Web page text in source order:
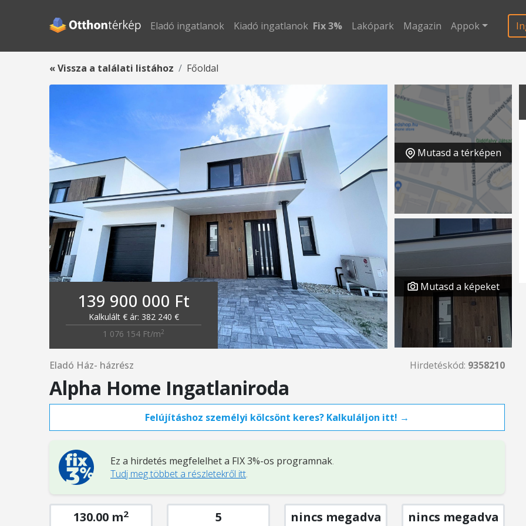
Eladó ingatlanok Kiadó ingatlanok Fix 3% Lakópark Magazin Appok
« Vissza a találati listához Főoldal
139 900 000 Ft
Kalkulált € ár: 382 240 €
1 076 154 Ft/m2
Mutasd a térképen
Mutasd a képeket
Eladó Ház- házrész Hirdetéskód: 9358210
Alpha Home Ingatlaniroda
Felújításhoz személyi kölcsönt keres? Kalkuláljon itt! →
Ez a hirdetés megfelelhet a FIX 3%-os programnak.
Tudj meg többet a részletekről itt.
130.00 m2 5 nincs megadva nincs megadva